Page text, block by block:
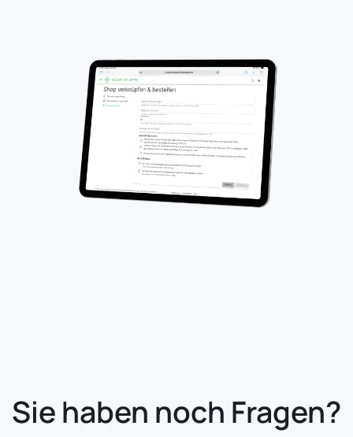
Sie haben noch Fragen?